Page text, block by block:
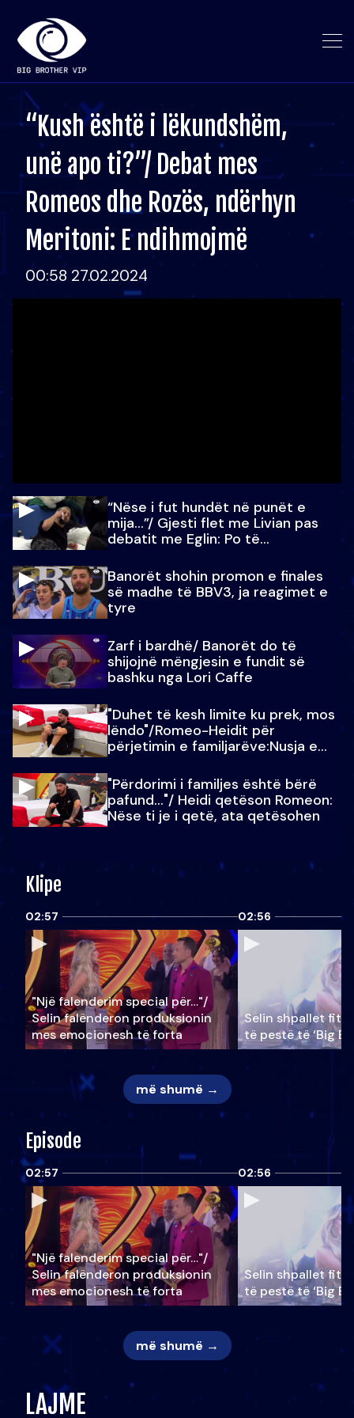
“Kush është i lëkundshëm,
unë apo ti?”/ Debat mes
Romeos dhe Rozës, ndërhyn
Meritoni: E ndihmojmë
00:58 27.02.2024
“Nëse i fut hundët në punët e
mija…”/ Gjesti flet me Livian pas
debatit me Eglin: Po të
Banorët shohin promon e finales
së madhe të BBV3, ja reagimet e
tyre
Zarf i bardhë/ Banorët do të
shijojnë mëngjesin e fundit së
bashku nga Lori Caffe
"Duhet të kesh limite ku prek, mos
lëndo"/Romeo-Heidit për
përjetimin e familjarëve:Nusja e
"Përdorimi i familjes është bërë
pafund…"/ Heidi qetëson Romeon:
Nëse ti je i qetë, ata qetësohen
Klipe
02:57
"Një falenderim special për…"/
Selin falënderon produksionin
mes emocionesh të forta
02:56
Selin shpallet
të pestë të ‘Big
më shumë →
Episode
02:57
"Një falenderim special për…"/
Selin falënderon produksionin
mes emocionesh të forta
02:56
Selin shpallet
të pestë të ‘Big
më shumë →
LAJME